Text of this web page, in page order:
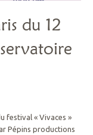
du 12
festival « Vivaces »
Pépins productions